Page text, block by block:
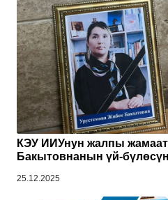
КЭУ ИИУнун жалпы
Бакытовнанын үй-
25.12.2025